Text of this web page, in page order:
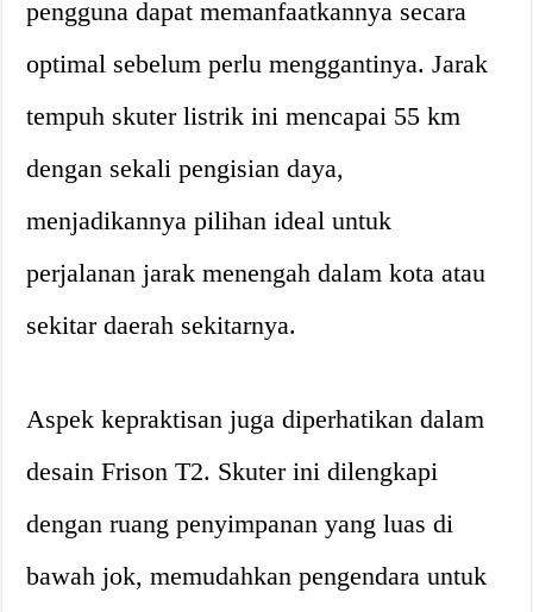
pengguna dapat memanfaatkannya secara
optimal sebelum perlu menggantinya. Jarak
tempuh skuter listrik ini mencapai 55 km
dengan sekali pengisian daya,
menjadikannya pilihan ideal untuk
perjalanan jarak menengah dalam kota atau
sekitar daerah sekitarnya.
Aspek kepraktisan juga diperhatikan dalam
desain Frison T2. Skuter ini dilengkapi
dengan ruang penyimpanan yang luas di
bawah jok, memudahkan pengendara untuk